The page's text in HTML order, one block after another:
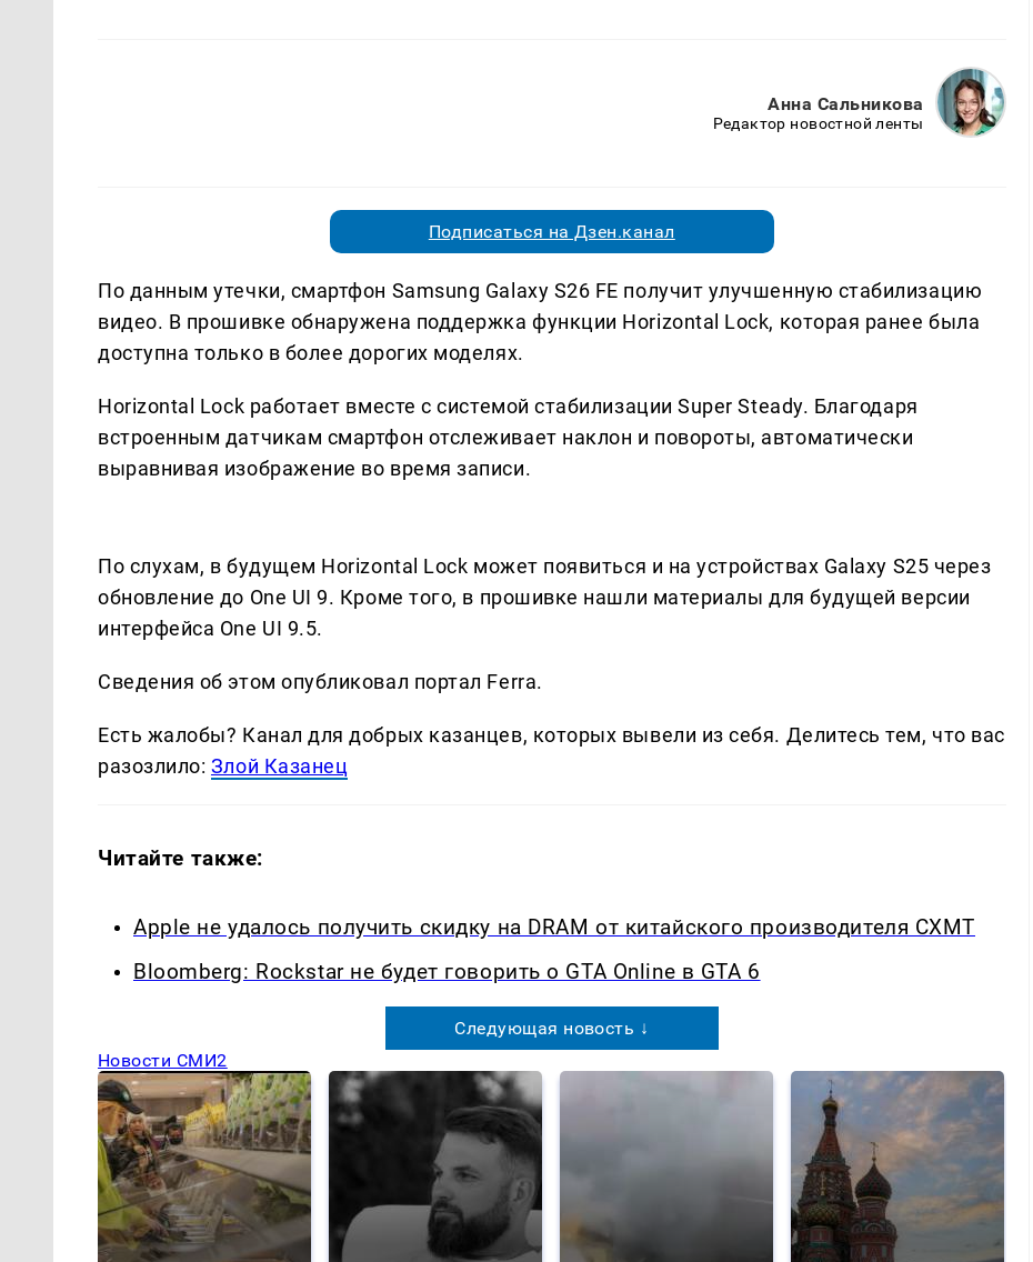
Анна Сальникова
Редактор новостной ленты
Подписаться на Дзен.канал
По данным утечки, смартфон Samsung Galaxy S26 FE получит улучшенную стабилизацию
видео. В прошивке обнаружена поддержка функции Horizontal Lock, которая ранее была
доступна только в более дорогих моделях.
Horizontal Lock работает вместе с системой стабилизации Super Steady. Благодаря
встроенным датчикам смартфон отслеживает наклон и повороты, автоматически
выравнивая изображение во время записи.
По слухам, в будущем Horizontal Lock может появиться и на устройствах Galaxy S25 через
обновление до One UI 9. Кроме того, в прошивке нашли материалы для будущей версии
интерфейса One UI 9.5.
Сведения об этом опубликовал портал Ferra.
Есть жалобы? Канал для добрых казанцев, которых вывели из себя. Делитеcь тем, что вас
разозлило: Злой Казанец
Читайте также:
Apple не удалось получить скидку на DRAM от китайского производителя CXMT
Bloomberg: Rockstar не будет говорить о GTA Online в GTA 6
Следующая новость ↓
Новости СМИ2